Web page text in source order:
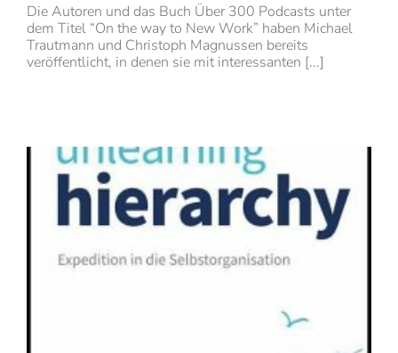
Die Autoren und das Buch Über 300 Podcasts unter
dem Titel “On the way to New Work” haben Michael
Trautmann und Christoph Magnussen bereits
veröffentlicht, in denen sie mit interessanten [...]